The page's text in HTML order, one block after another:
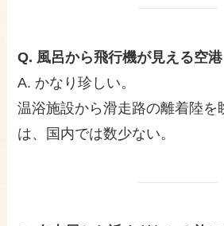
Q. 風呂から飛行機が見える空
A. かなり珍しい。
温浴施設から滑走路の離着陸を
は、国内では数少ない。